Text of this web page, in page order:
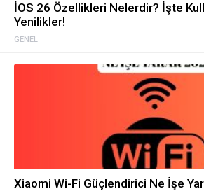
GENEL
İOS 26 Özellikleri Nelerdir? İşte
Yenilikler!
Xiaomi Wi-Fi Güçlendirici Ne İşe